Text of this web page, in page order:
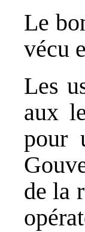
Le
vécu
Les
aux
pour
de la